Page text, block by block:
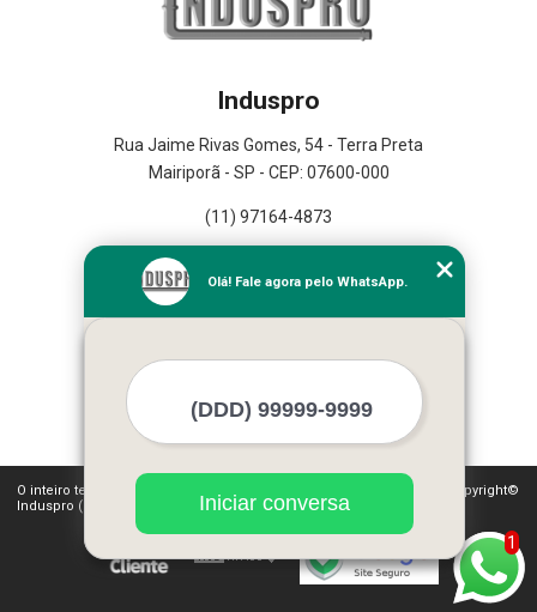
Induspro
Rua Jaime Rivas Gomes, 54 - Terra Preta
Mairiporã - SP - CEP: 07600-000
(11) 97164-4873
Empresa
Missão
Mapa do site
Mais Serviços
O inteiro teor deste site está sujeito à proteção de direitos autorais. Copyright©
Induspro (Lei 9610 de 19/02/1998)
1
Olá! Fale agora pelo WhatsApp.
Iniciar conversa